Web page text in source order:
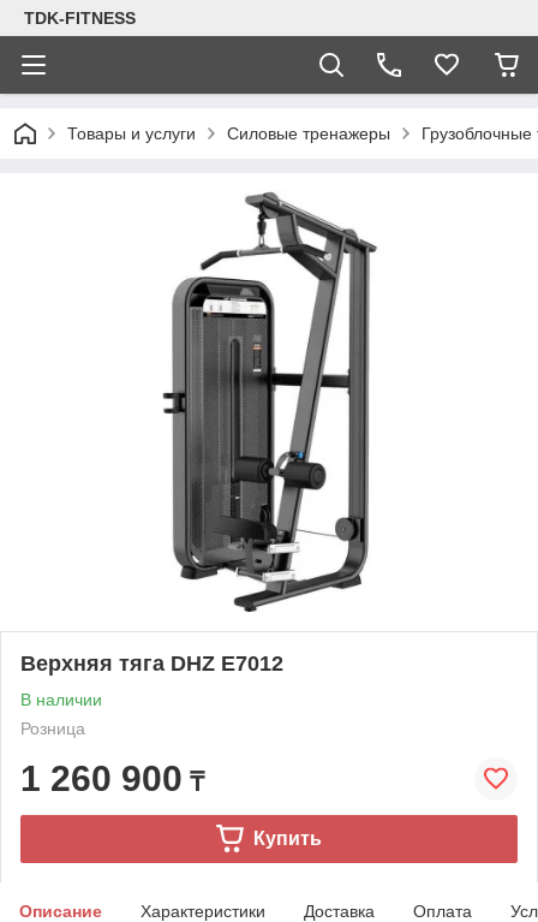
TDK-FITNESS
Товары и услуги Силовые тренажеры
Верхняя тяга DHZ E7012
В наличии
Розница
1 260 900 ₸
Купить
Описание Характеристики Доставка Оплата